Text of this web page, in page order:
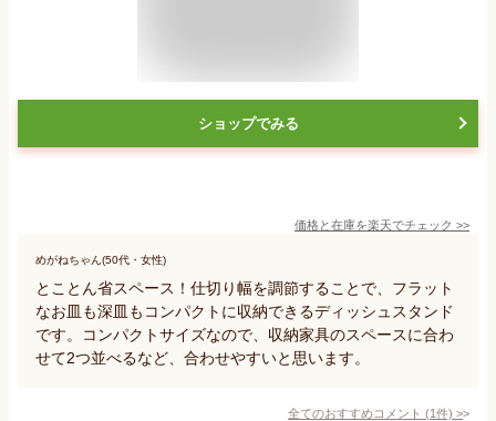
ショップでみる
価格と在庫を楽天でチェック >>
めがねちゃん(50代・女性)
とことん省スペース！仕切り幅を調節することで、フラット
なお皿も深皿もコンパクトに収納できるディッシュスタンド
です。コンパクトサイズなので、収納家具のスペースに合わ
せて2つ並べるなど、合わせやすいと思います。
全てのおすすめコメント (1件) >